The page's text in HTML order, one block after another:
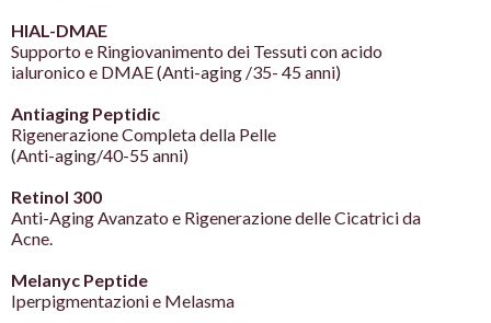
HIAL-DMAE
Supporto e Ringiovanimento dei Tessuti con acido
ialuronico e DMAE(Anti-aging /35- 45 anni)
Antiaging Peptidic
Rigenerazione Completa della Pelle
(Anti-aging/40-55 anni)
Retinol 300
Anti-Aging Avanzato e Rigenerazione delle Cicatrici da
Acne.
Melanyc Peptide
Iperpigmentazioni e Melasma